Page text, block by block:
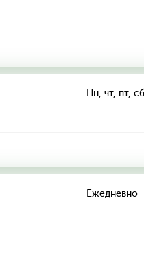
Пн, чт, пт,
Ежедневно